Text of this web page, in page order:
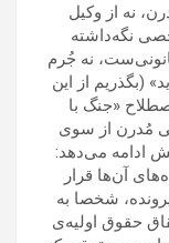
نه از وكيل
نگه‌داشته
نه جُرم
(بگذريم از اين
اصطلاح «جنگ با
مُدرن از سوى
ادامه مى‌دهد:
آن‌ها قرار
شخصا به
حقوق اوليه‌ی